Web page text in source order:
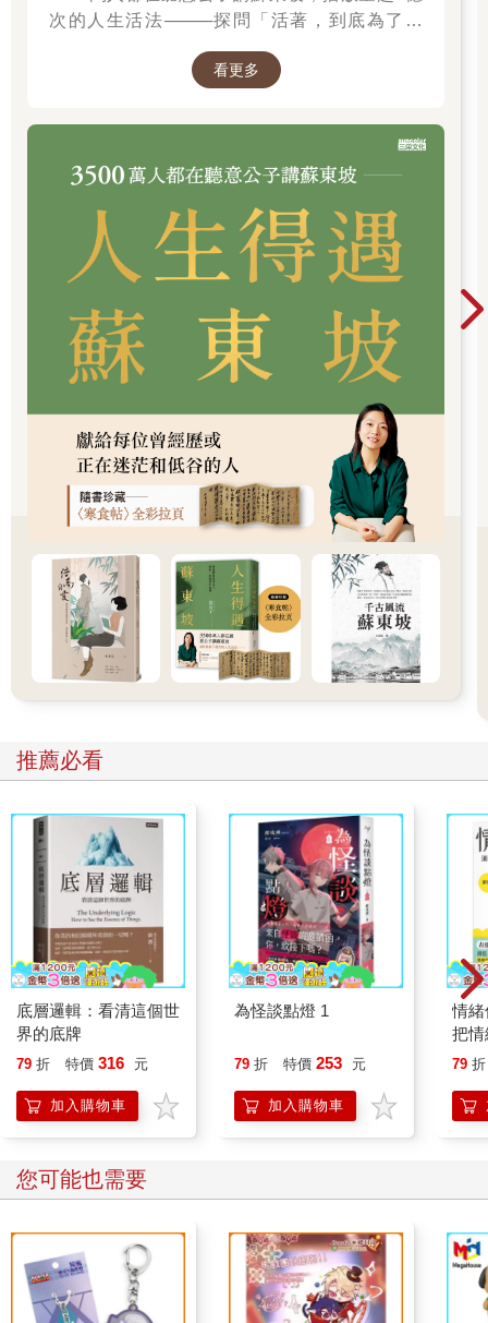
苒，呶呶嘴道：「況且我現在的心情很奇怪，對李聿融雖然沒以
前那麼上心，但也不是短時間內就能做到完全不喜歡他。也不知
折衷狀態，這讓我覺得很不可思議。」
「我以為妳剛剛的意思是要放棄李聿融了。」
「原本是這樣沒錯，但喜歡一個人的心情無法說放就放。我
只是忽然發現，原來我可以一邊做自己，同時也能夠好好地喜歡
一個人。」薛姍姍聳聳肩，「以前我總認為對一段感情要全心投
入到失去自我，才叫做喜歡。」
對於這般幽微複雜的心情，荏苒似乎理解，卻又不那麼明
「什麼感覺？」
「這種既矛盾又猶豫的心情。」薛姍姍拍拍荏苒的肩膀，
「最近辛苦妳了，陪他走過這段艱難的時期。我們都幫不上
「我不覺得是辛苦。」荏苒說。她當初剛來到西元時，是張
析宇耐心陪在她的身邊，如今換她陪在他身邊了。
「不過，妳是什麼時候喜歡上張析宇的？」薛姍姍忽然問。
「妳是國中生嗎？到現在還無法分辨喜歡的感覺？」薛姍姍
先是失笑，在看見荏苒臉上的神情後，才意識到她是認真的。
「妳還搞不清楚喜歡的心情，就和張析宇上床了？」
這句話讓荏苒瞬間脹紅臉，支吾道：「妳、妳怎麼……」
「我一看就知道了呀！欸，我以前聽過一種說法，女生上過
床會變漂亮……」
「所以我變漂亮了？」荏苒下意識摸摸自己的臉頰。
你們這段時間都待在同一個屋簷下，會這樣很正常呀！」薛姍姍
偷笑，「況且妳剛才那句話，簡直不打自招。」
「個性好像也不太一樣了。」薛姍姍又笑了，「妳現在明白
「什麼話？」
「妳和張析宇上床，是為了生小孩嗎？不是吧？是因為喜歡
次的人生活法────探問「活著，到底為了什
看更多
推薦必看
底層邏輯：看清這個世
界的底牌
79 折 特價 316 元
加入購物車
為怪談點燈 1
79 折 特價 253 元
加入購物車
情
把
誰
79 折
您可能也需要